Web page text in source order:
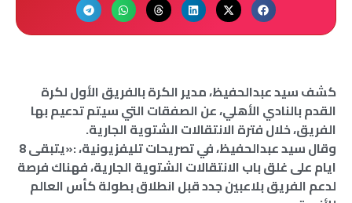
كشف سيد عبدالحفيظ، مدير الكرة بالفريق الأول لكرة
القدم بالنادي الأهلي، عن الصفقات التي سيتم تدعيم بها
الفريق، خلال فترة الانتقالات الشتوية الجارية.
وقال سيد عبدالحفيظ، في تصريحات تليفزيونية، :«يتبقى 8
ايام على غلق باب الانتقالات الشتوية الجارية، فهناك فرصة
لدعم الفريق بلاعبين جدد قبل انطلاق بطولة كأس العالم